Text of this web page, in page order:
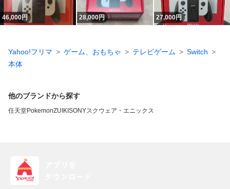
46,000円 28,000円 27,000円
Yahoo!フリマ ゲーム、おもちゃ テレビゲーム
Switch
本体
他のブランドから探す
任天堂PokemonZUIKI SONYスクウェア・エニックス